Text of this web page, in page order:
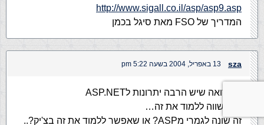
http://www.sigall.co.il/asp/asp9.asp
המדריך של FSO מאת סיגל בכמן
sza 13 באפריל, 2004 בשעה 5:22 pm
אני רואה שיש הרבה יתרונות לASP.NET
אולי שווה ללמוד את זה…
זה שונה לגמרי מASP? או שאפשר ללמוד את זה בצ'יק?..